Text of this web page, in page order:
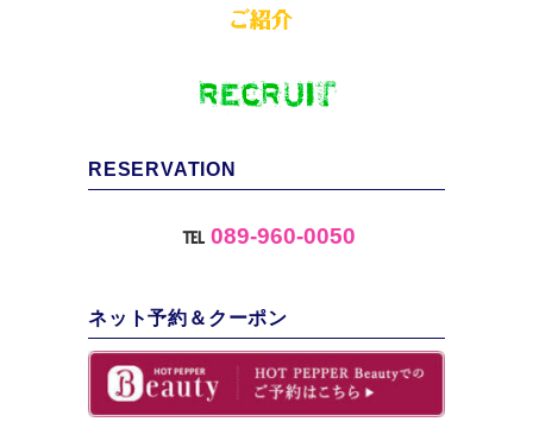
RESERVATION
℡ 089-960-0050
ネット予約＆クーポン